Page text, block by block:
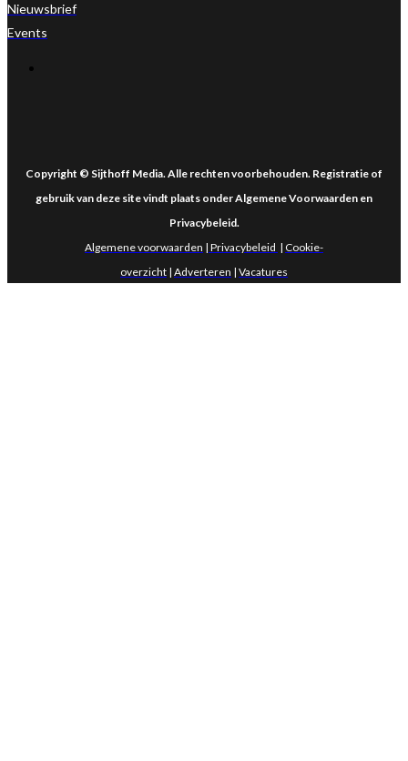
Nieuwsbrief
Events
Copyright © Sijthoff Media. Alle rechten voorbehouden. Registratie of
gebruik van deze site vindt plaats onder Algemene Voorwaarden en
Privacybeleid.
Algemene voorwaarden | Privacybeleid | Cookie-
overzicht | Adverteren | Vacatures